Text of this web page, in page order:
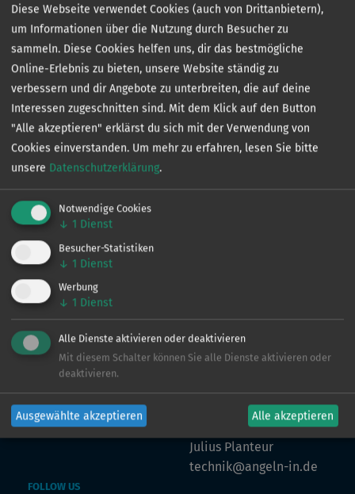
Kontakt
Julius Planteur
technik@angeln-in.de
FOLLOW US
Diese Webseite verwendet Cookies (auch von Drittanbietern),
um Informationen über die Nutzung durch Besucher zu
sammeln. Diese Cookies helfen uns, dir das bestmögliche
Online-Erlebnis zu bieten, unsere Website ständig zu
verbessern und dir Angebote zu unterbreiten, die auf deine
Interessen zugeschnitten sind. Mit dem Klick auf den Button
"Alle akzeptieren" erklärst du sich mit der Verwendung von
Cookies einverstanden. Um mehr zu erfahren, lesen Sie bitte
unsere Datenschutzerklärung.
Notwendige Cookies
↓ 1 Dienst
Besucher-Statistiken
↓ 1 Dienst
Werbung
↓ 1 Dienst
Alle Dienste aktivieren oder deaktivieren
Mit diesem Schalter können Sie alle Dienste aktivieren oder
deaktivieren.
Ausgewählte akzeptieren Alle akzeptieren